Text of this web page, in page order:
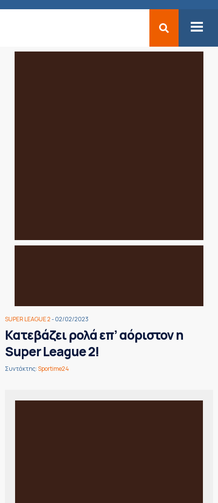
SUPER LEAGUE 2- 02/02/2023
Κατεβάζει ρολά επ’ αόριστον η
Super League 2!
Συντάκτης:Sportime24